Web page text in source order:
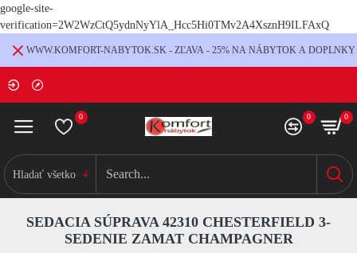
google-site-
verification=2W2WzCtQ5ydnNyYlA_Hcc5Hi0TMv2A4XsznH9ILFAxQ
WWW.KOMFORT-NABYTOK.SK - ZĽAVA - 25% NA NÁBYTOK A DOPLNKY
0 0 0
Hladať všetko
SEDACIA SÚPRAVA 42310 CHESTERFIELD 3-
SEDENIE ZAMAT CHAMPAGNER